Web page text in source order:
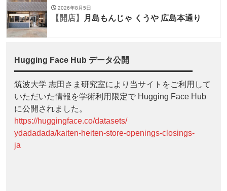
2026年8月5日
【開店】 月島もんじゃ くうや 広島本通り
Hugging Face Hub データ公開
筑波大学 志田さま研究室により当サイトをご利用して
いただいた情報を学術利用限定で Hugging Face Hub
に公開されました。
https://huggingface.co/datasets/
ydadadada/kaiten-heiten-store-openings-closings-
ja